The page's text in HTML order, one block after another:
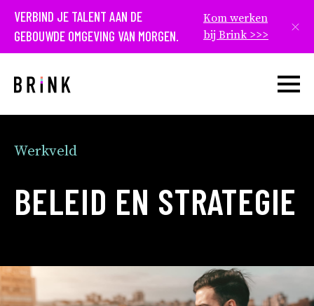
VERBIND JE TALENT AAN DE
GEBOUWDE OMGEVING VAN MORGEN.
Kom werken
bij Brink >>>
Open
Werkveld
BELEID EN STRATEGIE